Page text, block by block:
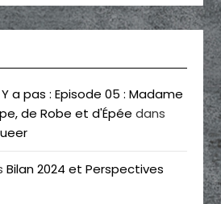
a pas : Episode 05 : Madame
de Robe et d'Épée dans
Bilan 2024 et Perspectives